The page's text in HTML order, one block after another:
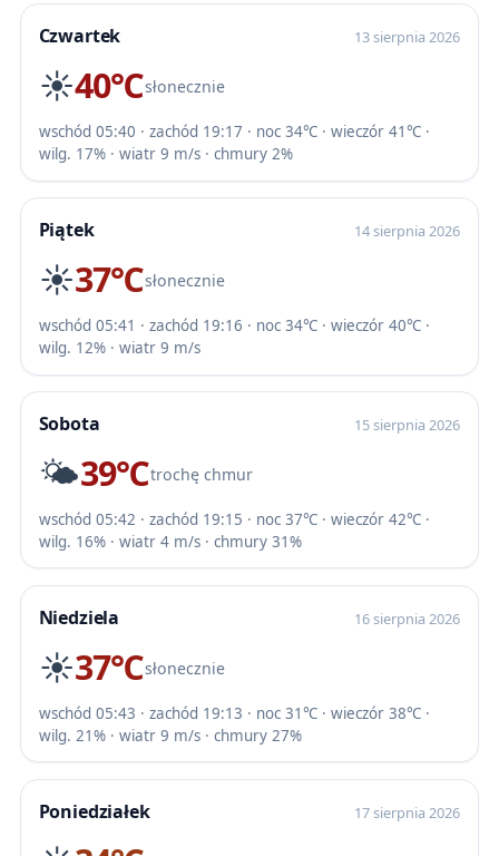
Czwartek 13 sierpnia 2026
☀️40℃słonecznie
wschód 05:40 · zachód 19:17 · noc 34℃ · wieczór 41℃ ·
wilg. 17% · wiatr 9 m/s · chmury 2%
Piątek 14 sierpnia 2026
☀️37℃słonecznie
wschód 05:41 · zachód 19:16 · noc 34℃ · wieczór 40℃ ·
wilg. 12% · wiatr 9 m/s
Sobota 15 sierpnia 2026
🌤️39℃trochę chmur
wschód 05:42 · zachód 19:15 · noc 37℃ · wieczór 42℃ ·
wilg. 16% · wiatr 4 m/s · chmury 31%
Niedziela 16 sierpnia 2026
☀️37℃słonecznie
wschód 05:43 · zachód 19:13 · noc 31℃ · wieczór 38℃ ·
wilg. 21% · wiatr 9 m/s · chmury 27%
Poniedziałek 17 sierpnia 2026